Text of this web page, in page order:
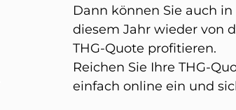
Dann können Sie auch in
diesem Jahr wieder von
THG-Quote profitieren.
Reichen Sie Ihre THG-
einfach online ein und